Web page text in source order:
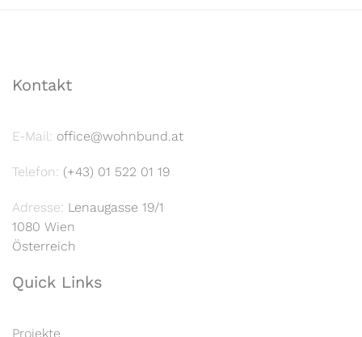
Kontakt
E-Mail: office@wohnbund.at
Telefon: (+43) 01 522 01 19
Adresse: Lenaugasse 19/1
1080 Wien
Österreich
Quick Links
Projekte